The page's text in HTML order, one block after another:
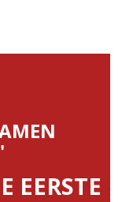
EERSTE